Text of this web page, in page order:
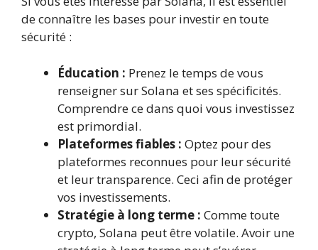
de connaître les bases pour investir en toute
sécurité :
Éducation : Prenez le temps de vous
renseigner sur Solana et ses spécificités.
Comprendre ce dans quoi vous investissez
est primordial.
Plateformes fiables : Optez pour des
plateformes reconnues pour leur sécurité
et leur transparence. Ceci afin de protéger
vos investissements.
Stratégie à long terme : Comme toute
crypto, Solana peut être volatile. Avoir une